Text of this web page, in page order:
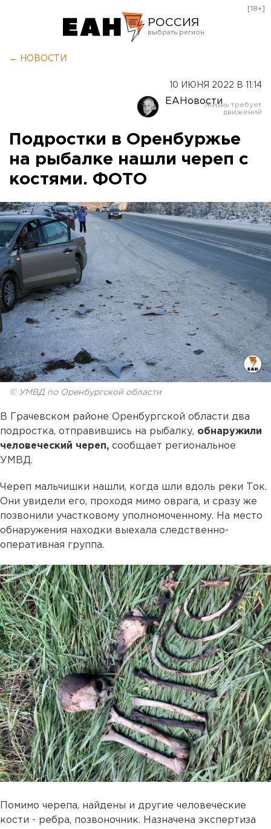
РОССИЯ
Оренбург
[18+]
← НОВОСТИ
10 ИЮНЯ 2022 В 11:14
ЕАНовости
Подростки в Оренбуржье
на рыбалке нашли череп с
костями. ФОТО
© УМВД по Оренбургской области
В Грачевском районе Оренбургской области два
подростка, отправившись на рыбалку, обнаружили
человеческий череп, сообщает региональное
УМВД.
Череп мальчишки нашли, когда шли вдоль реки Ток.
Они увидели его, проходя мимо оврага, и сразу же
позвонили участковому уполномоченному. На место
обнаружения находки выехала следственно-
оперативная группа.
Помимо черепа, найдены и другие человеческие
кости - ребра, позвоночник. Назначена экспертиза